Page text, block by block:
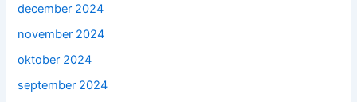
december 2024
november 2024
oktober 2024
september 2024